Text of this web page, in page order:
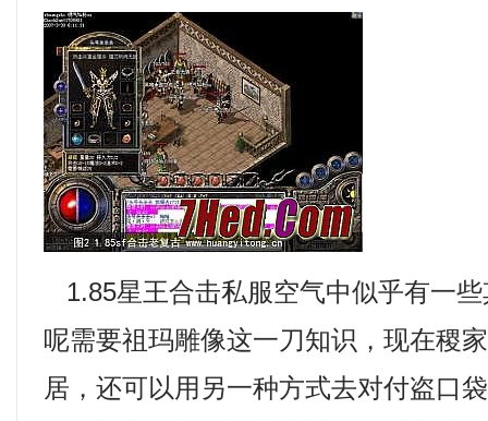
1.85星王合击私服空气中似乎有一
呢需要祖玛雕像这一刀知识，现在稷
居，还可以用另一种方式去对付盗